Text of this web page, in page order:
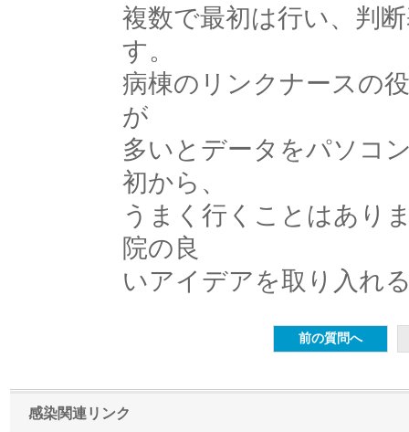
複数で最初は行い、判
す。
病棟のリンクナースの
が
多いとデータをパソコ
初から、
うまく行くことはあり
院の良
いアイデアを取り入れ
感染関連リンク